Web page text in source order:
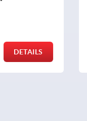
DETAILS